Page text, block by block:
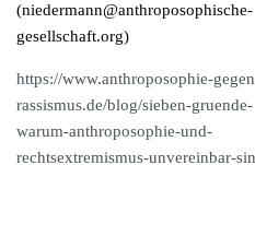
(niedermann@anthroposophische-
gesellschaft.org)
https://www.anthroposophie-
rassismus.de/blog/sieben-gruende-
warum-anthroposophie-und-
rechtsextremismus-unvereinbar-